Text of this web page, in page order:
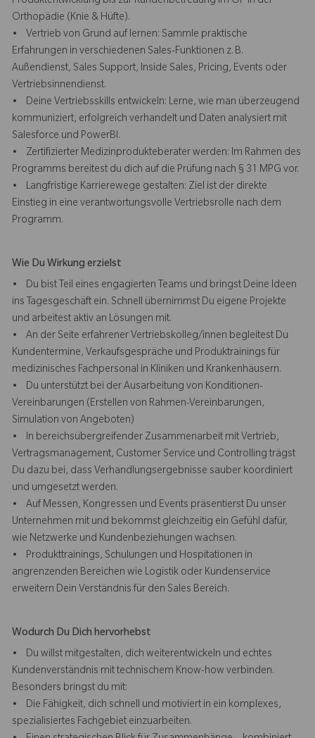
Orthopädie (Knie & Hüfte).
• Vertrieb von Grund auf lernen: Sammle praktische
Erfahrungen in verschiedenen Sales-Funktionen z. B.
Außendienst, Sales Support, Inside Sales, Pricing, Events oder
Vertriebsinnendienst.
• Deine Vertriebsskills entwickeln: Lerne, wie man überzeugend
kommuniziert, erfolgreich verhandelt und Daten analysiert mit
Salesforce und PowerBI.
• Zertifizierter Medizinprodukteberater werden: Im Rahmen des
Programms bereitest du dich auf die Prüfung nach § 31 MPG vor.
• Langfristige Karrierewege gestalten: Ziel ist der direkte
Einstieg in eine verantwortungsvolle Vertriebsrolle nach dem
Programm.
Wie Du Wirkung erzielst
• Du bist Teil eines engagierten Teams und bringst Deine Ideen
ins Tagesgeschäft ein. Schnell übernimmst Du eigene Projekte
und arbeitest aktiv an Lösungen mit.
• An der Seite erfahrener Vertriebskolleg/innen begleitest Du
Kundentermine, Verkaufsgespräche und Produktrainings für
medizinisches Fachpersonal in Kliniken und Krankenhäusern.
• Du unterstützt bei der Ausarbeitung von Konditionen-
Vereinbarungen (Erstellen von Rahmen-Vereinbarungen,
Simulation von Angeboten)
• In bereichsübergreifender Zusammenarbeit mit Vertrieb,
Vertragsmanagement, Customer Service und Controlling trägst
Du dazu bei, dass Verhandlungsergebnisse sauber koordiniert
und umgesetzt werden.
• Auf Messen, Kongressen und Events präsentierst Du unser
Unternehmen mit und bekommst gleichzeitig ein Gefühl dafür,
wie Netzwerke und Kundenbeziehungen wachsen.
• Produkttrainings, Schulungen und Hospitationen in
angrenzenden Bereichen wie Logistik oder Kundenservice
erweitern Dein Verständnis für den Sales Bereich.
Wodurch Du Dich hervorhebst
• Du willst mitgestalten, dich weiterentwickeln und echtes
Kundenverständnis mit technischem Know-how verbinden.
Besonders bringst du mit:
• Die Fähigkeit, dich schnell und motiviert in ein komplexes,
spezialisiertes Fachgebiet einzuarbeiten.